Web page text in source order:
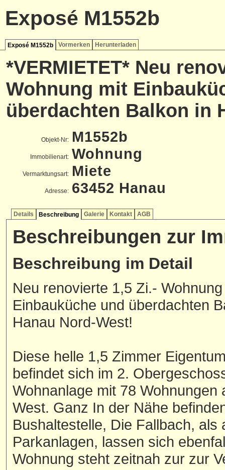
Exposé M1552b
Exposé M1552b Vormerken Herunterladen
*VERMIETET* Neu
Wohnung mit
überdachten Balkon in
Objekt-Nr: M1552b
Immobilienart: Wohnung
Vermarktungsart: Miete
Adresse: 63452 Hanau
Details Beschreibung Galerie Kontakt AGB
Beschreibungen zur
Beschreibung im Detail
Neu renovierte 1,5 Zi.-
Einbauküche und überdachten
Hanau Nord-West!
Diese helle 1,5 Zimmer
befindet sich im 2.
Wohnanlage mit 78
West. Ganz In der Nähe
Bushaltestelle, Die Fallbach,
Parkanlagen, lassen sich
Wohnung steht zeitnah zur zur